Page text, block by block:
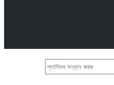
প্লাগিনৰ